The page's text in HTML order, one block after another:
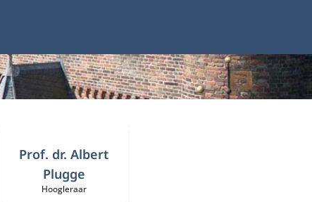
Prof. dr. Albert
Plugge
Functietitel:
Hoogleraar